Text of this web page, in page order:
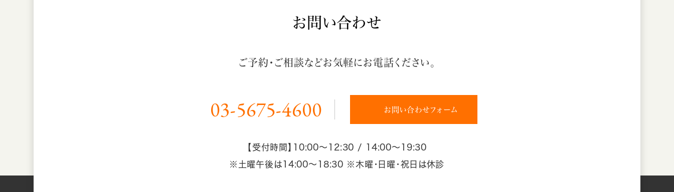
お問い合わせ
ご予約・ご相談などお気軽にお電話ください。
03-5675-4600 お問い合わせフォーム
【受付時間】 10:00～12:30 / 14:00～19:30
※土曜午後は14:00～18:30 ※木曜・日曜・祝日は休診